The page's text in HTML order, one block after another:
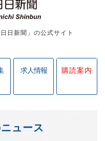
日新聞」の公式サイト
求人情報 購読案内
ュース